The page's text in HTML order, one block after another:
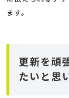
ます。
更新を頑
たいと思